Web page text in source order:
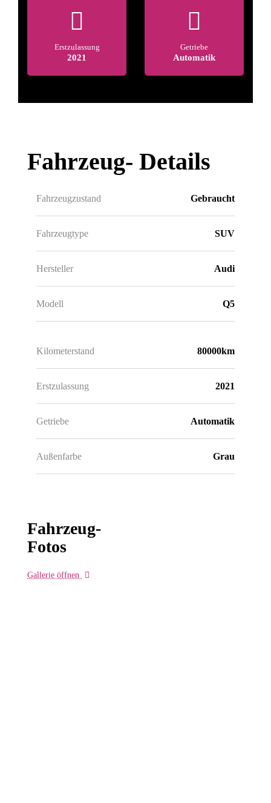
Erstzulassung
2021
Getriebe
Automatik
Fahrzeug- Details
Fahrzeugzustand Gebraucht
Fahrzeugtype SUV
Hersteller Audi
Modell Q5
Kilometerstand 80000km
Erstzulassung 2021
Getriebe Automatik
Außenfarbe Grau
Fahrzeug-
Fotos
Gallerie öffnen